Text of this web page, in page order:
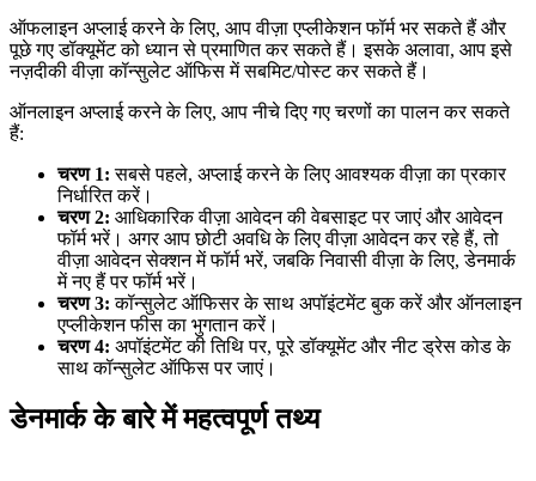
ऑफलाइन अप्लाई करने के लिए, आप वीज़ा एप्लीकेशन फॉर्म भर सकते हैं और
पूछे गए डॉक्यूमेंट को ध्यान से प्रमाणित कर सकते हैं। इसके अलावा, आप इसे
नज़दीकी वीज़ा कॉन्सुलेट ऑफिस में सबमिट/पोस्ट कर सकते हैं।
ऑनलाइन अप्लाई करने के लिए, आप नीचे दिए गए चरणों का पालन कर सकते
हैं:
चरण 1:सबसे पहले, अप्लाई करने के लिए आवश्यक वीज़ा का प्रकार
निर्धारित करें।
चरण 2: आधिकारिक वीज़ा आवेदन की वेबसाइट पर जाएं और आवेदन
फॉर्म भरें। अगर आप छोटी अवधि के लिए वीज़ा आवेदन कर रहे हैं, तो
वीज़ा आवेदन सेक्शन में फॉर्म भरें, जबकि निवासी वीज़ा के लिए, डेनमार्क
में नए हैं पर फॉर्म भरें।
चरण 3:कॉन्सुलेट ऑफिसर के साथ अपॉइंटमेंट बुक करें और ऑनलाइन
एप्लीकेशन फीस का भुगतान करें।
चरण 4: अपॉइंटमेंट की तिथि पर, पूरे डॉक्यूमेंट और नीट ड्रेस कोड के
साथ कॉन्सुलेट ऑफिस पर जाएं।
डेनमार्क के बारे में महत्वपूर्ण तथ्य